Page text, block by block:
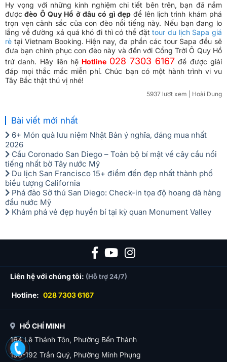
Hy vọng với những kinh nghiệm chi tiết bên trên, bạn đã nắm
được đèo Ô Quy Hồ ở đâu có gì đẹp để lên lịch trình khám phá
trọn vẹn cảnh sắc của con đèo nổi tiếng này. Nếu bạn đang lo
lắng về đường xá quá khó đi thì có thể đặttour du lịch Sapa giá
rẻ tại Vietnam Booking. Hiện nay, đa phần các tour Sapa đều sẽ
đưa bạn chinh phục con đèo này và đến với Cổng Trời Ô Quy Hồ
trứ danh. Hãy liên hệ Hotline 028 7303 6167 để được giải
đáp mọi thắc mắc miễn phí. Chúc bạn có một hành trình vi vu
Tây Bắc thật thú vị nhé!
5937 lượt xem | Hoài Dung
Bài viết mới nhất
6+ Món quà lưu niệm Nhật Bản ý nghĩa, đáng mua nhất
2026
Cầu Coronado San Diego – Toàn bộ bí mật về cây cầu nổi
tiếng nhất bờ Tây nước Mỹ
Du lịch San Francisco 15+ điểm đến đẹp nhất thành phố
biểu tượng California
Phá đảo Sở thú San Diego: Check-in tọa độ hoang dã hàng
đầu nước Mỹ
Khám phá vẻ đẹp huyền bí tại kỳ quan Monument Valley
Liên hệ với chúng tôi: (Hỗ trợ 24/7)
Hotline: 028 7303 6167
HỒ CHÍ MINH
164 Lê Thánh Tôn, Phường Bến Thành
190-192 Trần Quý, Phường Minh Phụng